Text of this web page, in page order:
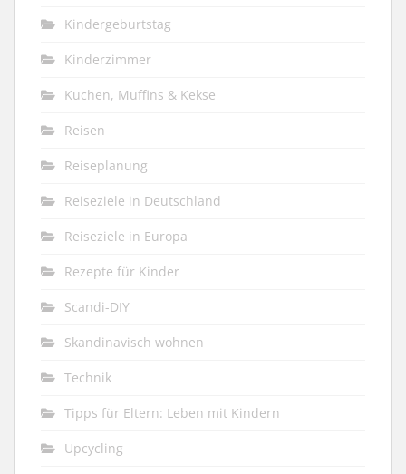
Kindergeburtstag
Kinderzimmer
Kuchen, Muffins & Kekse
Reisen
Reiseplanung
Reiseziele in Deutschland
Reiseziele in Europa
Rezepte für Kinder
Scandi-DIY
Skandinavisch wohnen
Technik
Tipps für Eltern: Leben mit Kindern
Upcycling